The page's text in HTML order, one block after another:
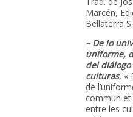
Marcén,
Bellaterra
– De lo
uniforme,
del
culturas, «
de
commun et
entre les